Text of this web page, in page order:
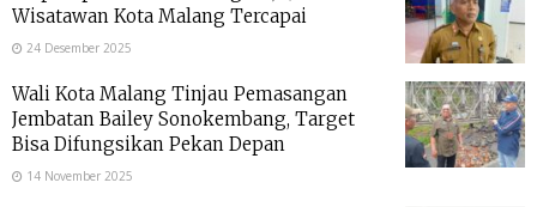
Wisatawan Kota Malang Tercapai
24 Desember 2025
Wali Kota Malang Tinjau Pemasangan
Jembatan Bailey Sonokembang, Target
Bisa Difungsikan Pekan Depan
14 November 2025